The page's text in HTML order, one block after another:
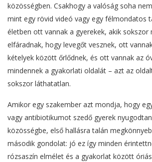
közösségben. Csakhogy a valóság soha
mint egy rövid videó vagy egy félmondatos
életben ott vannak a gyerekek, akik sokszor
elfáradnak, hogy levegőt vesznek, ott
kételyek között őrlődnek, és ott vannak az
mindennek a gyakorlati oldalát – azt az
sokszor láthatatlan.
Amikor egy szakember azt mondja, hogy
vagy antibiotikumot szedő gyerek
közösségbe, első hallásra talán
második gondolat: jó ez így minden
rózsaszín elmélet és a gyakorlat között